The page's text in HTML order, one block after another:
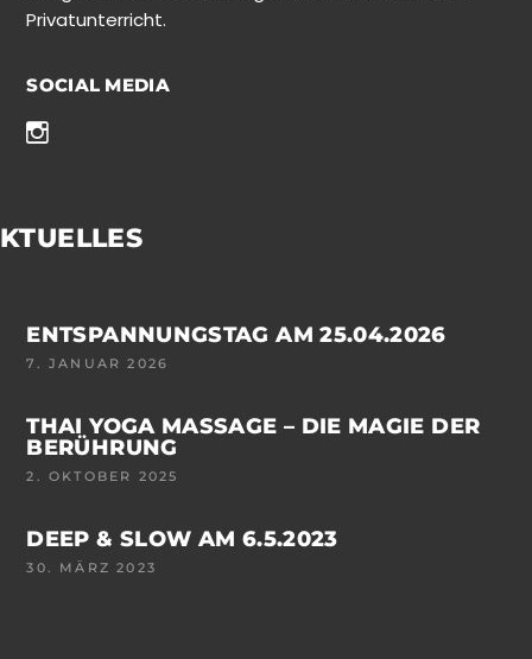
Privatunterricht.
SOCIAL MEDIA
ENTSPANNUNGSTAG AM 25.04.2026
7. JANUAR 2026
THAI YOGA MASSAGE – DIE MAGIE DER
BERÜHRUNG
2. OKTOBER 2025
DEEP & SLOW AM 6.5.2023
30. MÄRZ 2023